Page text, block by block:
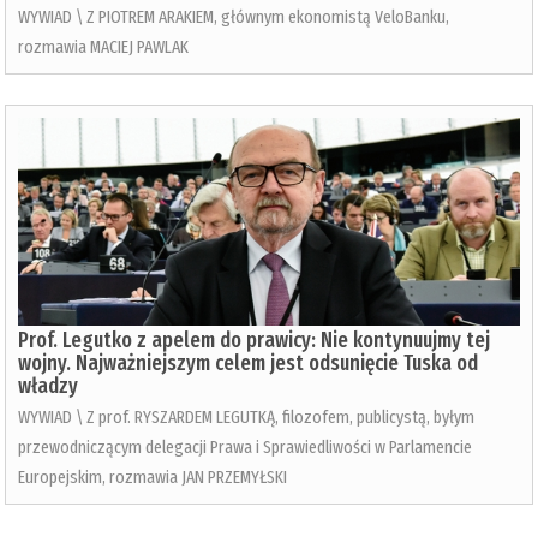
WYWIAD \ Z PIOTREM ARAKIEM, głównym ekonomistą VeloBanku,
rozmawia MACIEJ PAWLAK
Prof. Legutko z apelem do prawicy: Nie kontynuujmy tej
wojny. Najważniejszym celem jest odsunięcie Tuska od
władzy
WYWIAD \ Z prof. RYSZARDEM LEGUTKĄ, filozofem, publicystą, byłym
przewodniczącym delegacji Prawa i Sprawiedliwości w Parlamencie
Europejskim, rozmawia JAN PRZEMYŁSKI